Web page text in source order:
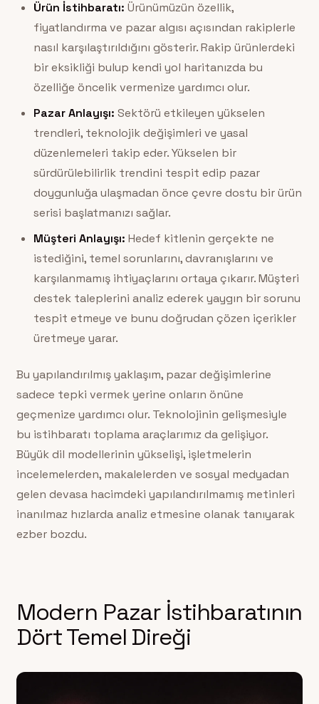
Ürün İstihbaratı: Ürünümüzün özellik,
fiyatlandırma ve pazar algısı açısından rakiplerle
nasıl karşılaştırıldığını gösterir. Rakip ürünlerdeki
bir eksikliği bulup kendi yol haritanızda bu
özelliğe öncelik vermenize yardımcı olur.
Pazar Anlayışı: Sektörü etkileyen yükselen
trendleri, teknolojik değişimleri ve yasal
düzenlemeleri takip eder. Yükselen bir
sürdürülebilirlik trendini tespit edip pazar
doygunluğa ulaşmadan önce çevre dostu bir ürün
serisi başlatmanızı sağlar.
Müşteri Anlayışı: Hedef kitlenin gerçekte ne
istediğini, temel sorunlarını, davranışlarını ve
karşılanmamış ihtiyaçlarını ortaya çıkarır. Müşteri
destek taleplerini analiz ederek yaygın bir sorunu
tespit etmeye ve bunu doğrudan çözen içerikler
üretmeye yarar.
Bu yapılandırılmış yaklaşım, pazar değişimlerine
sadece tepki vermek yerine onların önüne
geçmenize yardımcı olur. Teknolojinin gelişmesiyle
bu istihbaratı toplama araçlarımız da gelişiyor.
Büyük dil modellerinin yükselişi, işletmelerin
incelemelerden, makalelerden ve sosyal medyadan
gelen devasa hacimdeki yapılandırılmamış metinleri
inanılmaz hızlarda analiz etmesine olanak tanıyarak
ezber bozdu.
Modern Pazar İstihbaratının
Dört Temel Direği